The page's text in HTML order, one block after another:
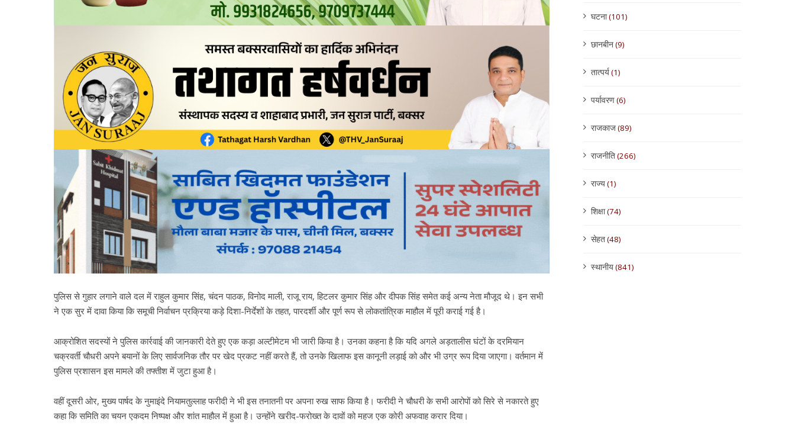
पुलिस से गुहार लगाने वाले दल में राहुल कुमार सिंह, चंदन पाठक, विनोद माली, राजू राय, हिटलर कुमार सिंह और दीपक सिंह समेत कई अन्य नेता मौजूद थे। इन सभी
ने एक सुर में दावा किया कि समूची निर्वाचन प्रक्रिया कड़े दिशा-निर्देशों के तहत, पारदर्शी और पूर्ण रूप से लोकतांत्रिक माहौल में पूरी कराई गई है।
आक्रोशित सदस्यों ने पुलिस कार्रवाई की जानकारी देते हुए एक कड़ा अल्टीमेटम भी जारी किया है। उनका कहना है कि यदि अगले अड़तालीस घंटों के दरमियान
चक्रवर्ती चौधरी अपने बयानों के लिए सार्वजनिक तौर पर खेद प्रकट नहीं करते हैं, तो उनके खिलाफ इस कानूनी लड़ाई को और भी उग्र रूप दिया जाएगा। वर्तमान में
पुलिस प्रशासन इस मामले की तफ्तीश में जुटा हुआ है।
वहीं दूसरी ओर, मुख्य पार्षद के नुमाइंदे नियामतुल्लाह फरीदी ने भी इस तनातनी पर अपना रुख साफ किया है। फरीदी ने चौधरी के सभी आरोपों को सिरे से नकारते हुए
कहा कि समिति का चयन एकदम निष्पक्ष और शांत माहौल में हुआ है। उन्होंने खरीद-फरोख्त के दावों को महज एक कोरी अफवाह करार दिया।
घटना(101)
छानबीन(9)
तात्पर्य(1)
पर्यावरण(6)
राजकाज(89)
राजनीति(266)
राज्य(1)
शिक्षा(74)
सेहत(48)
स्थानीय(841)